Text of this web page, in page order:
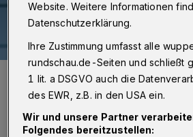
Ronja von Wurmb-Seibel.
Website. Weitere Informationen
Datenschutzerklärung.
Ihre Zustimmung umfasst alle
rundschau.de-Seiten und schließt
1 lit. a DSGVO auch die
des EWR, z.B. in den USA ein.
Wir und unsere Partner
Folgendes bereitzustellen: